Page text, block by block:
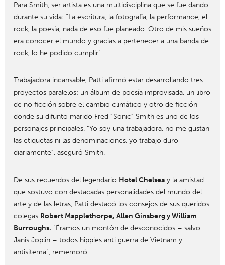
Para Smith, ser artista es una multidisciplina que se fue dando
durante su vida: “La escritura, la fotografía, la performance, el
rock, la poesía, nada de eso fue planeado. Otro de mis sueños
era conocer el mundo y gracias a pertenecer a una banda de
rock, lo he podido cumplir”.
Trabajadora incansable, Patti afirmó estar desarrollando tres
proyectos paralelos: un álbum de poesía improvisada, un libro
de no ficción sobre el cambio climático y otro de ficción
donde su difunto marido Fred “Sonic” Smith es uno de los
personajes principales. “Yo soy una trabajadora, no me gustan
las etiquetas ni las denominaciones, yo trabajo duro
diariamente”, aseguró Smith.
De sus recuerdos del legendario Hotel Chelseay la amistad
que sostuvo con destacadas personalidades del mundo del
arte y de las letras, Patti destacó los consejos de sus queridos
colegas Robert Mapplethorpe, Allen Ginsberg y William
Burroughs. “Éramos un montón de desconocidos – salvo
Janis Joplin – todos hippies anti guerra de Vietnam y
antisitema”, rememoró.